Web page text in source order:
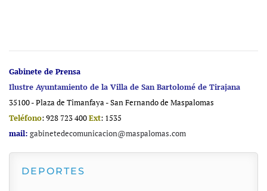
Gabinete de Prensa
Ilustre Ayuntamiento de la Villa de San Bartolomé de Tirajana
35100 - Plaza de Timanfaya - San Fernando de Maspalomas
Teléfono: 928 723 400Ext: 1535
mail: gabinetedecomunicacion@maspalomas.com
DEPORTES